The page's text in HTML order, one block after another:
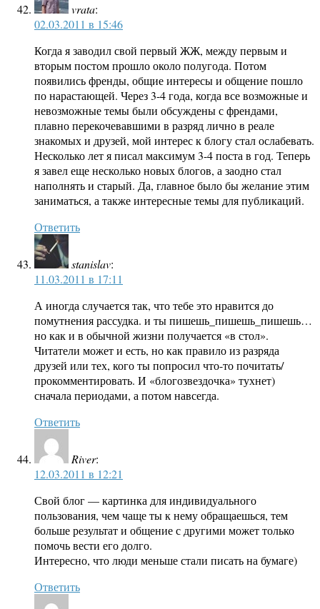
vrata:
02.03.2011 в 15:46
Когда я заводил свой первый ЖЖ, между первым и
вторым постом прошло около полугода. Потом
появились френды, общие интересы и общение пошло
по нарастающей. Через 3-4 года, когда все возможные и
невозможные темы были обсуждены с френдами,
плавно перекочевавшими в разряд лично в реале
знакомых и друзей, мой интерес к блогу стал ослабевать.
Несколько лет я писал максимум 3-4 поста в год. Теперь
я завел еще несколько новых блогов, а заодно стал
наполнять и старый. Да, главное было бы желание этим
заниматься, а также интересные темы для публикаций.
Ответить
stanislav:
11.03.2011 в 17:11
А иногда случается так, что тебе это нравится до
помутнения рассудка. и ты пишешь_пишешь_пишешь…
но как и в обычной жизни получается «в стол».
Читатели может и есть, но как правило из разряда
друзей или тех, кого ты попросил что-то почитать/
прокомментировать. И «блогозвездочка» тухнет)
сначала периодами, а потом навсегда.
Ответить
River:
12.03.2011 в 12:21
Свой блог — картинка для индивидуального
пользования, чем чаще ты к нему обращаешься, тем
больше результат и общение с другими может только
помочь вести его долго.
Интересно, что люди меньше стали писать на бумаге)
Ответить